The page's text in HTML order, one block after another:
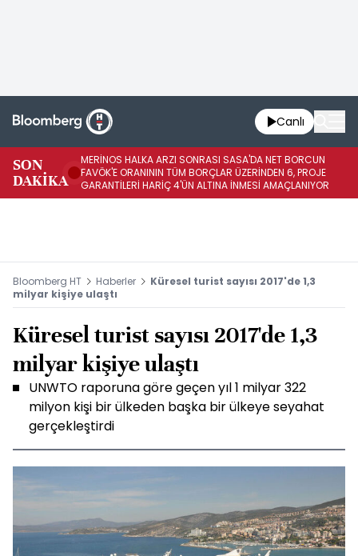
Canlı
SON
DAKİKA
MERİNOS HALKA ARZI SONRASI SASA'DA NET BORCUN
FAVÖK'E ORANININ TÜM BORÇLAR ÜZERİNDEN 6, PROJE
GARANTİLERİ HARİÇ 4'ÜN ALTINA İNMESİ AMAÇLANIYOR
Bloomberg HT Haberler
Küresel turist sayısı 2017'de 1,3
milyar kişiye ulaştı
Küresel turist sayısı 2017'de 1,3
milyar kişiye ulaştı
UNWTO raporuna göre geçen yıl 1 milyar 322
milyon kişi bir ülkeden başka bir ülkeye seyahat
gerçekleştirdi